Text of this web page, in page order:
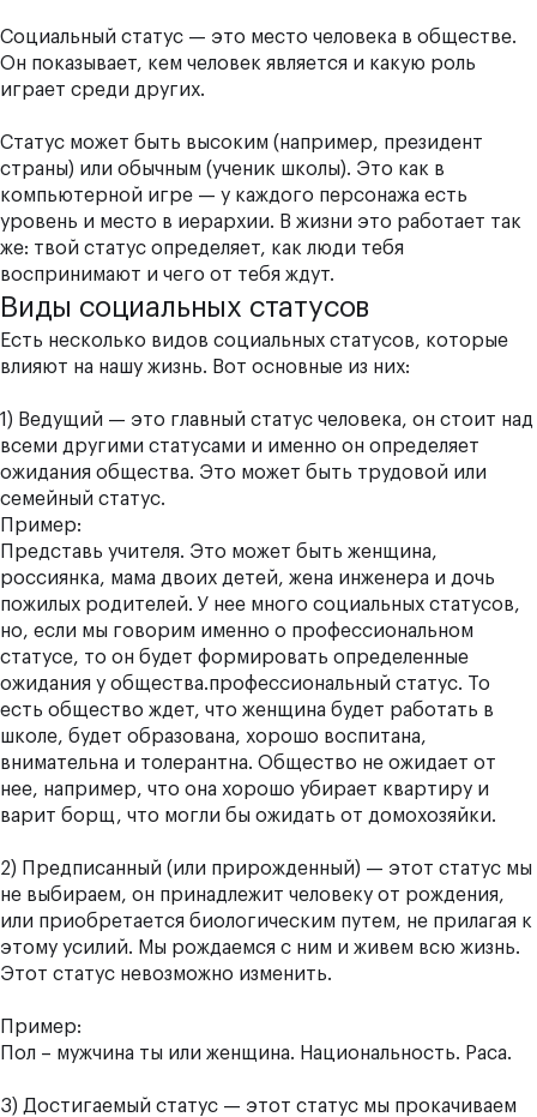
Социальный статус — это место человека в обществе.
Он показывает, кем человек является и какую роль
играет среди других.
Статус может быть высоким (например, президент
страны) или обычным (ученик школы). Это как в
компьютерной игре — у каждого персонажа есть
уровень и место в иерархии. В жизни это работает так
же: твой статус определяет, как люди тебя
воспринимают и чего от тебя ждут.
Виды социальных статусов
Есть несколько видов социальных статусов, которые
влияют на нашу жизнь. Вот основные из них:
1) Ведущий — это главный статус человека, он стоит над
всеми другими статусами и именно он определяет
ожидания общества. Это может быть трудовой или
семейный статус.
Пример:
Представь учителя. Это может быть женщина,
россиянка, мама двоих детей, жена инженера и дочь
пожилых родителей. У нее много социальных статусов,
но, если мы говорим именно о профессиональном
статусе, то он будет формировать определенные
ожидания у общества.профессиональный статус. То
есть общество ждет, что женщина будет работать в
школе, будет образована, хорошо воспитана,
внимательна и толерантна. Общество не ожидает от
нее, например, что она хорошо убирает квартиру и
варит борщ, что могли бы ожидать от домохозяйки.
2) Предписанный (или прирожденный) — этот статус мы
не выбираем, он принадлежит человеку от рождения,
или приобретается биологическим путем, не прилагая к
этому усилий. Мы рождаемся с ним и живем всю жизнь.
Этот статус невозможно изменить.
Пример:
Пол – мужчина ты или женщина. Национальность. Раса.
3) Достигаемый статус — этот статус мы прокачиваем